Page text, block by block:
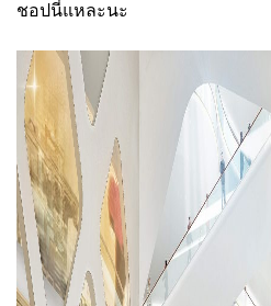
ชอปนี่แหละนะ